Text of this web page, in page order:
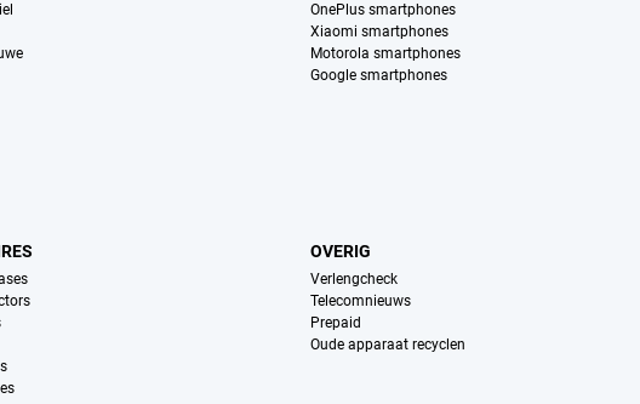
OnePlus smartphones
Xiaomi smartphones
Motorola smartphones
Google smartphones
OVERIG
Verlengcheck
Telecomnieuws
Prepaid
Oude apparaat recyclen